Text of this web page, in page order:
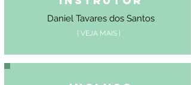
Daniel Tavares dos Santos
[ VEJA MAIS ]